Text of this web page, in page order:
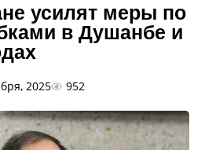
усилят меры по
в Душанбе и
2025 952